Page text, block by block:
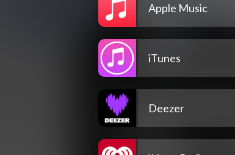
Apple Music
iTunes
Deezer